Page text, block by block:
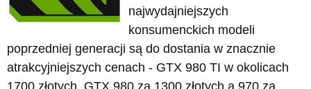
najwydajniejszych
konsumenckich modeli
poprzedniej generacji są do dostania w znacznie
atrakcyjniejszych cenach - GTX 980 TI w okolicach
1700 złotych, GTX 980 za 1300 złotych a 970 za